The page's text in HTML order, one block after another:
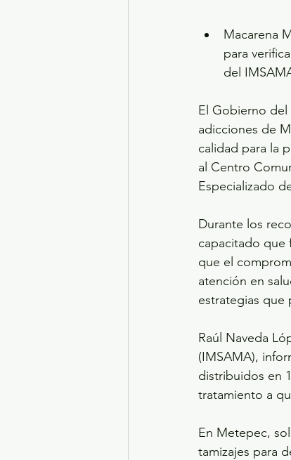
Macarena
para
del
El Gobierno
adicciones de
calidad para la
al Centro
Especializado
Durante los
capacitado que
que el
atención en
estrategias que
Raúl Naveda
(IMSAMA),
distribuidos en
tratamiento a
En Metepec,
tamizajes para